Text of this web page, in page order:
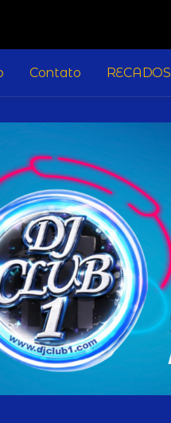
Contato RECADOS